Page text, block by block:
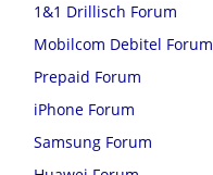
1&1 Drillisch Forum
Mobilcom Debitel Forum
Prepaid Forum
iPhone Forum
Samsung Forum